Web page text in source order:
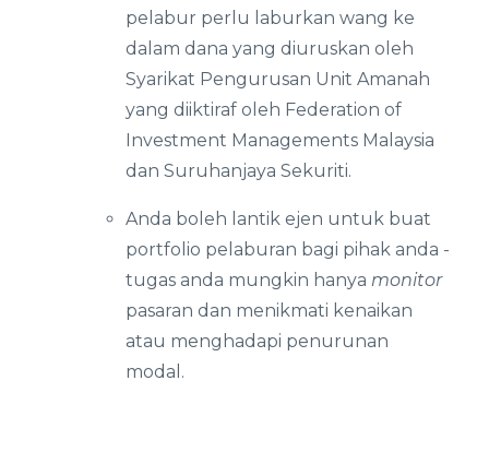
pelabur perlu laburkan wang ke
dalam dana yang diuruskan oleh
Syarikat Pengurusan Unit Amanah
yang diiktiraf oleh Federation of
Investment Managements Malaysia
dan Suruhanjaya Sekuriti.
Anda boleh lantik ejen untuk buat
portfolio pelaburan bagi pihak anda -
tugas anda mungkin hanya monitor
pasaran dan menikmati kenaikan
atau menghadapi penurunan
modal.